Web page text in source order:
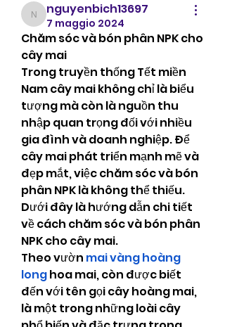
nguyenbich13697
nguyenbich13697
7 maggio 2024
Chăm sóc và bón phân NPK cho
cây mai
Trong truyền thống Tết miền
Nam cây mai không chỉ là biểu
tượng mà còn là nguồn thu
nhập quan trọng đối với nhiều
gia đình và doanh nghiệp. Để
cây mai phát triển mạnh mẽ và
đẹp mắt, việc chăm sóc và bón
phân NPK là không thể thiếu.
Dưới đây là hướng dẫn chi tiết
về cách chăm sóc và bón phân
NPK cho cây mai.
Theo vườn mai vàng hoàng
long hoa mai, còn được biết
đến với tên gọi cây hoàng mai,
là một trong những loài cây